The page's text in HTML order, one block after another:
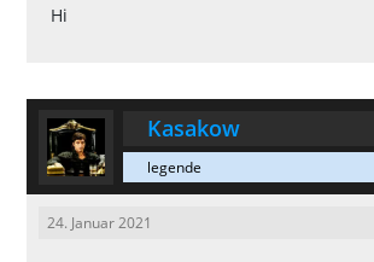
Hi
Kasakow
legende
24. Januar 2021